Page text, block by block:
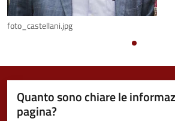
foto_castellani.jpg
Quanto sono chiare le
pagina?